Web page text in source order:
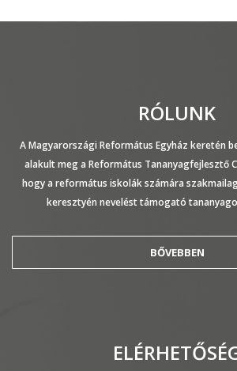
RÓLUNK
A Magyarországi Református Egyház keretén
alakult meg a Református Tananyagfejlesztő
hogy a református iskolák számára
keresztyén nevelést támogató
BŐVEBBEN